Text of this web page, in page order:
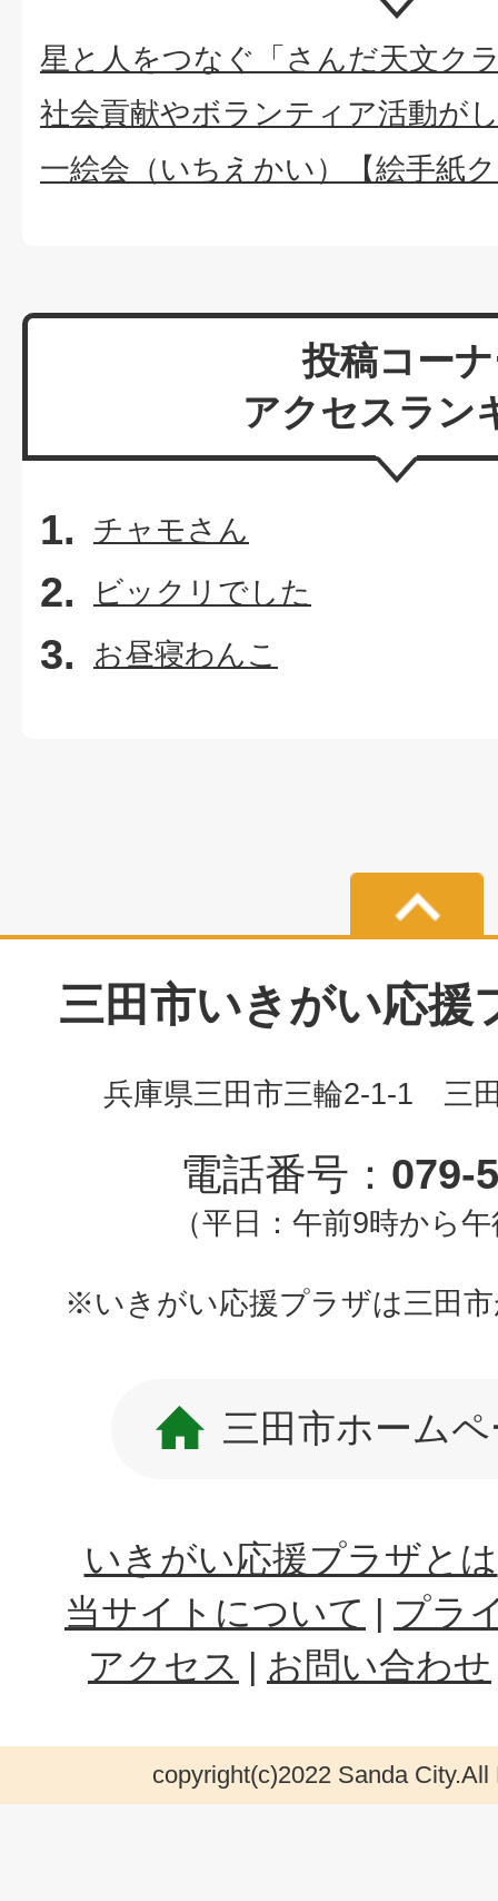
星と人をつなぐ「さんだ天文ク
社会貢献やボランティア活動が
一絵会（いちえかい）【絵手紙
投稿コー
アクセスラン
チャモさん
ビックリでした
お昼寝わんこ
三田市いきがい応援
兵庫県三田市三輪2-1-1 三
電話番号： 079-
（平日：午前9時から
※いきがい応援プラザは三田
三田市ホーム
いきがい応援プラザとは
当サイトについて
プラ
アクセス
お問い合わせ
copyright(c)2022 Sanda